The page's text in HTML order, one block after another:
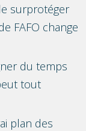
surprotéger
FAFO change
du temps
tout
plan des